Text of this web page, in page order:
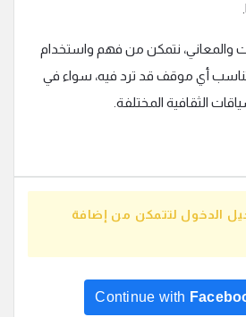
والمعاني، نتمكن من فهم واستخدام
أي موقف قد ترد فيه، سواء في
الثقافية المختلفة.
الدخول لتتمكن من إضافة
Continue with